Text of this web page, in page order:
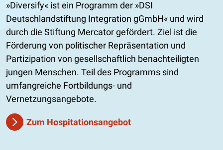
»Diversify« ist ein Programm der »DSI
Deutschlandstiftung Integration gGmbH« und wird
durch die Stiftung Mercator gefördert. Ziel ist die
Förderung von politischer Repräsentation und
Partizipation von gesellschaftlich benachteiligten
jungen Menschen. Teil des Programms sind
umfangreiche Fortbildungs- und
Vernetzungsangebote.
Zum Hospitationsangebot